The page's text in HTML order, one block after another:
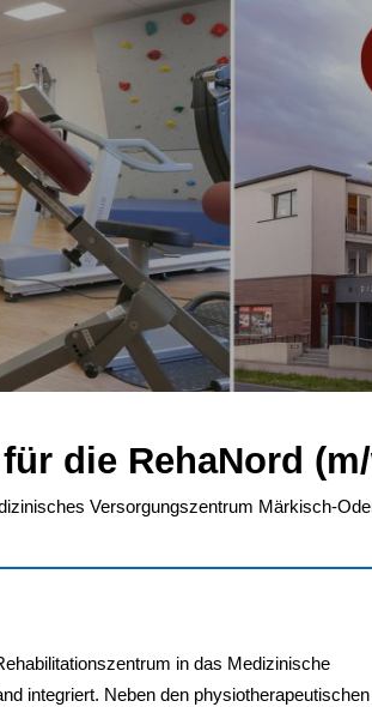
die RehaNord
Versorgungszentrum Märkisch-
in das Medizinische
integriert. Neben den physiotherapeutischen